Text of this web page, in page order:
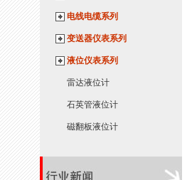
电线电缆系列
变送器仪表系列
液位仪表系列
雷达液位计
石英管液位计
磁翻板液位计